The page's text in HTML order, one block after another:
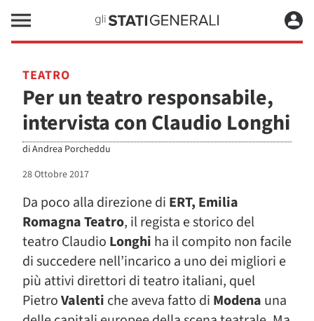
TEATRO
Per un teatro responsabile,
intervista con Claudio Longhi
diAndrea Porcheddu
28 Ottobre 2017
Da poco alla direzione di ERT, Emilia
Romagna Teatro, il regista e storico del
teatro Claudio Longhi ha il compito non facile
di succedere nell’incarico a uno dei migliori e
più attivi direttori di teatro italiani, quel
PietroValenti che aveva fatto di Modena una